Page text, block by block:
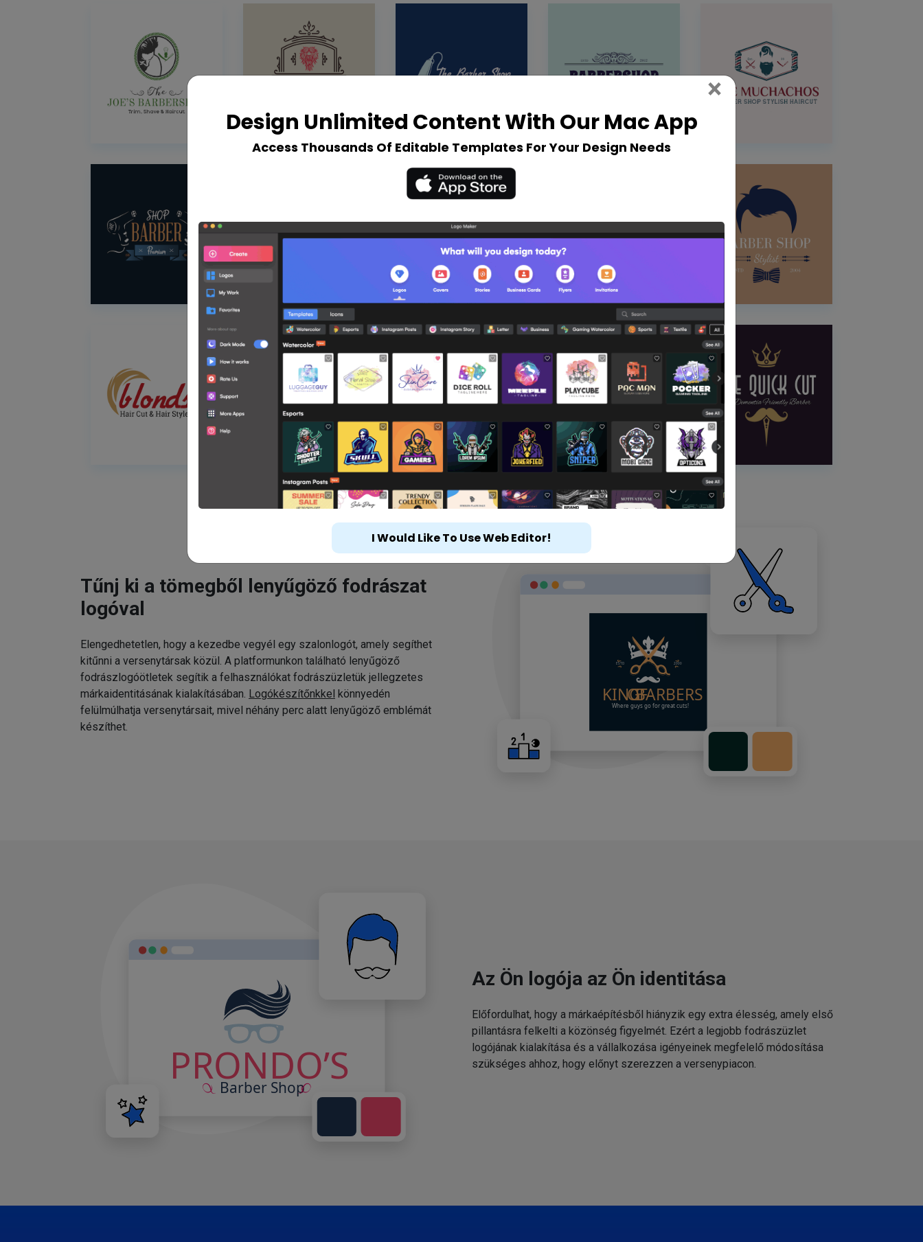
Tűnj ki a tömegből lenyűgöző fodrászat
logóval
Elengedhetetlen, hogy a kezedbe vegyél egy szalonlogót, amely segíthet
kitűnni a versenytársak közül. A platformunkon található lenyűgöző
fodrászlogóötletek segítik a felhasználókat fodrászüzletük jellegzetes
márkaidentitásának kialakításában. Logókészítőnkkel könnyedén
felülmúlhatja versenytársait, mivel néhány perc alatt lenyűgöző emblémát
készíthet.
Az Ön logója az Ön identitása
Előfordulhat, hogy a márkaépítésből hiányzik egy extra élesség, amely első
pillantásra felkelti a közönség figyelmét. Ezért a legjobb fodrászüzlet
logójának kialakítása és a vállalkozása igényeinek megfelelő módosítása
szükséges ahhoz, hogy előnyt szerezzen a versenypiacon.
Design Unlimited Content With Our Mac App
Access Thousands Of Editable Templates For Your Design Needs
× Close
I Would Like To Use Web Editor!